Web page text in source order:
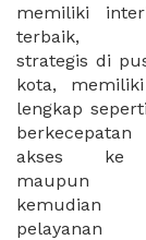
memiliki
terbaik,
strategis di
kota,
lengkap
akses ke
maupun
pelayanan
PT
pendirian
usaha
ruang kantor
juga
proses
Anda,
dapat
yang akan
kemudian